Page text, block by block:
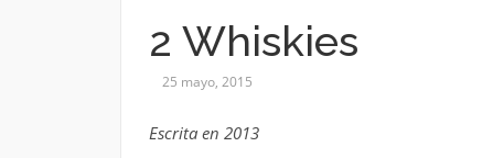
2 Whiskies
25 mayo, 2015
Escrita en 2013